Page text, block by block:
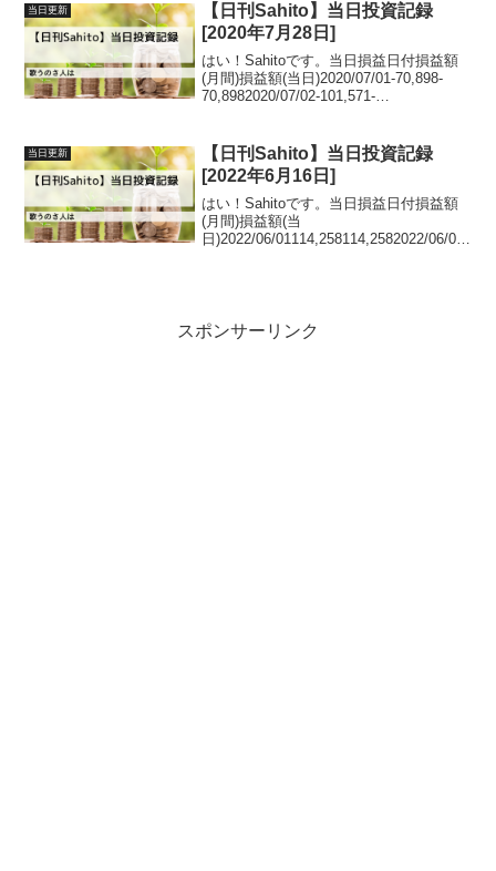
当日更新
【日刊Sahito】当日投資記録
[2020年7月28日]
はい！Sahitoです。当日損益日付損益額
(月間)損益額(当日)2020/07/01-70,898-
70,8982020/07/02-101,571-
当日更新
【日刊Sahito】当日投資記録
[2022年6月16日]
はい！Sahitoです。当日損益日付損益額
(月間)損益額(当
日)2022/06/01114,258114,2582022/06/02
スポンサーリンク